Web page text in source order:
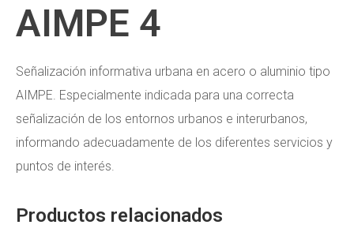
AIMPE 4
Señalización informativa urbana en acero o aluminio tipo
AIMPE. Especialmente indicada para una correcta
señalización de los entornos urbanos e interurbanos,
informando adecuadamente de los diferentes servicios y
puntos de interés.
Productos relacionados